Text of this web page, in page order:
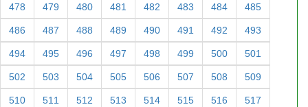
478 479 480 481 482 483 484 485
486 487 488 489 490 491 492 493
494 495 496 497 498 499 500 501
502 503 504 505 506 507 508 509
510 511 512 513 514 515 516 517